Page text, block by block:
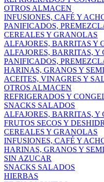
OTROS ALMACEN
INFUSIONES, CAFÉ Y
PANIFICADOS,
CEREALES Y GRANOLAS
ALFAJORES, BARRITAS Y
ALFAJORES, BARRITAS, Y
PANIFICADOS,
HARINAS, GRANOS Y
ACEITES, VINAGRES Y
OTROS ALMACEN
REFRIGERADOS Y
SNACKS SALADOS
ALFAJORES, BARRITAS, Y
FRUTOS SECOS Y
CEREALES Y GRANOLAS
INFUSIONES, CAFÉ Y
HARINAS, GRANOS Y
SIN AZUCAR
SNACKS SALADOS
HIERBAS